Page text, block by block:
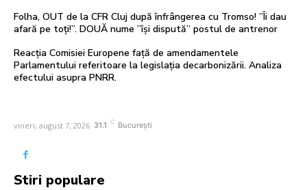
Folha, OUT de la CFR Cluj după înfrângerea cu Tromso! ”Îi dau
afară pe toți!”. DOUĂ nume ”își dispută” postul de antrenor
Reacția Comisiei Europene față de amendamentele
Parlamentului referitoare la legislația decarbonizării. Analiza
efectului asupra PNRR.
vineri, august 7, 2026 31.1 C București
Stiri populare